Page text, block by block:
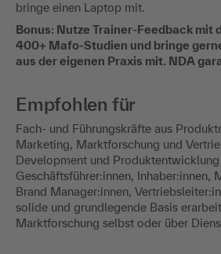
bringe einen Laptop mit.
Bonus: Nutze Trainer-Feedback mit
400+ Mafo-Studien und bringe
aus der eigenen Praxis mit. NDA
Empfohlen für
Fach- und Führungskräfte aus
Marketing, Marktforschung und
Development und
Geschäftsführer:innen, Inhaber:innen,
Brand Manager:innen,
solide und grundlegende Basis
Marktforschung selbst oder über